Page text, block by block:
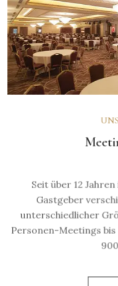
Seit über 12
Gastgeber
unterschiedlicher
Personen-Meetings